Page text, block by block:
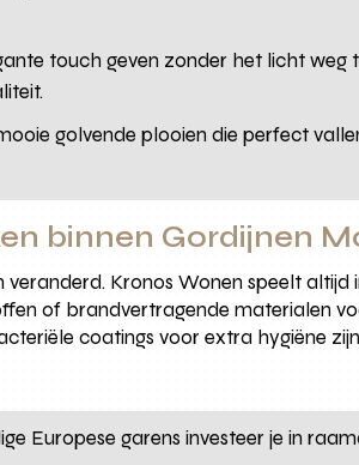
touch geven zonder het licht weg
golvende plooien die perfect
binnen Gordijnen
Kronos Wonen speelt altijd
of brandvertragende materialen
coatings voor extra hygiëne
Europese garens investeer je in